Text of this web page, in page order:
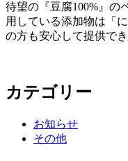
待望の『豆腐100%』の
用している添加物は「
の方も安心して提供で
カテゴリー
お知らせ
その他